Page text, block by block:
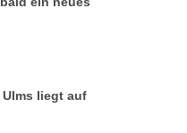
Ulms liegt auf